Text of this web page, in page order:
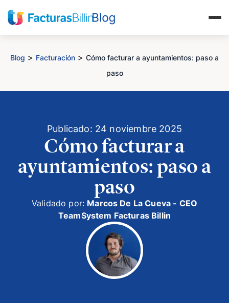
Blog > Facturación > Cómo facturar a ayuntamientos: paso a
paso
Publicado: 24 noviembre 2025
Cómo facturar a
ayuntamientos: paso a
paso
Validado por: Marcos De La Cueva - CEO
TeamSystem Facturas Billin